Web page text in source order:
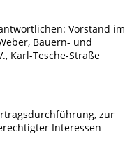
Vorstand im
Bauern- und
Karl-Tesche-Straße
zur
Interessen